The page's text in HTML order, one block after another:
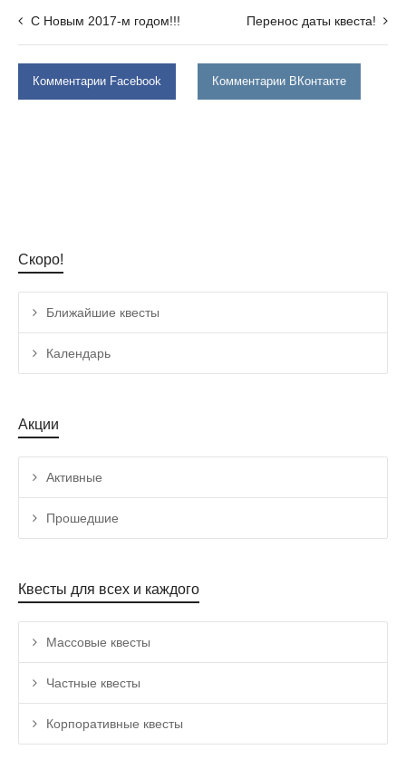
С Новым 2017-м годом!!! Перенос даты квеста!
Комментарии Facebook Комментарии ВКонтакте
Скоро!
Ближайшие квесты
Календарь
Акции
Активные
Прошедшие
Квесты для всех и каждого
Массовые квесты
Частные квесты
Корпоративные квесты